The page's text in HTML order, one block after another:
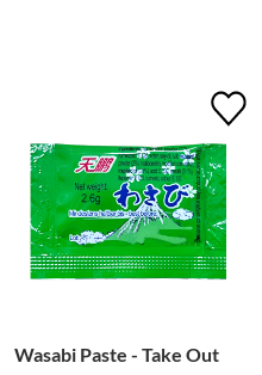
Wasabi Paste - Take Out